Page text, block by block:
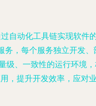
自动化工具链实现软件
，每个服务独立开发、
级、一致性的运行环境
，提升开发效率，应对